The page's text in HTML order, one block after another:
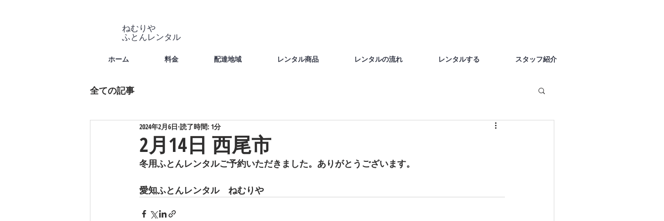
ホーム 料金 配達地域 レンタル商品 レンタルの流れ レンタルする スタッフ紹介
ねむりや
​ふとんレンタル
全ての記事
2月14日 西尾市
2024年2月6日 読了時間: 1分
冬用ふとんレンタルご予約いただきました。ありがとうございます。
愛知ふとんレンタル　ねむりや